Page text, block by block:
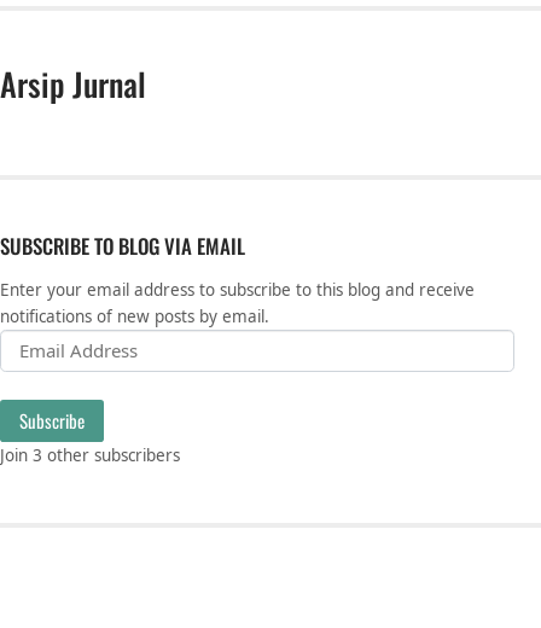
Arsip Jurnal
SUBSCRIBE TO BLOG VIA EMAIL
Enter your email address to subscribe to this blog and receive
notifications of new posts by email.
Email Address
Subscribe
Join 3 other subscribers